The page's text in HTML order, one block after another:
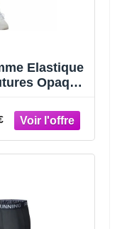
Elastique
Opaque